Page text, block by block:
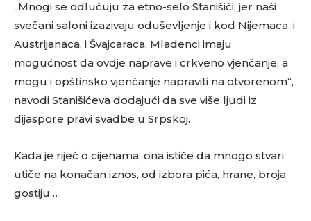
„Mnogi se odlučuju za etno-selo Stanišići, jer naši
svečani saloni izazivaju oduševljenje i kod Nijemaca, i
Austrijanaca, i Švajcaraca. Mladenci imaju
mogućnost da ovdje naprave i crkveno vjenčanje, a
mogu i opštinsko vjenčanje napraviti na otvorenom“,
navodi Stanišićeva dodajući da sve više ljudi iz
dijaspore pravi svadbe u Srpskoj.
Kada je riječ o cijenama, ona ističe da mnogo stvari
utiče na konačan iznos, od izbora pića, hrane, broja
gostiju…